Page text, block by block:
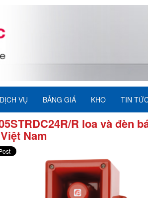
DỊCH VỤ BẢNG GIÁ KHO TIN
R loa và đèn
Nam